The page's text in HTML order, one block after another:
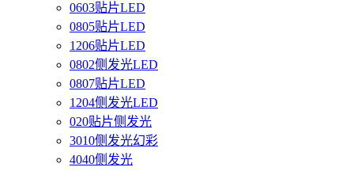
0603贴片LED
0805贴片LED
1206贴片LED
0802侧发光LED
0807贴片LED
1204侧发光LED
020贴片侧发光
3010侧发光幻彩
4040侧发光